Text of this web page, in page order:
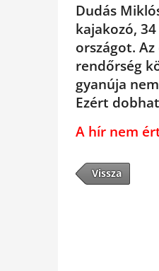
Dudás
kajakozó,
országot.
rendőrség
gyanúja
Ezért
A hír nem
Vissza